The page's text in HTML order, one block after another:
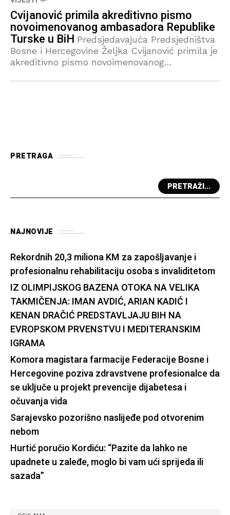
Cvijanović primila akreditivno pismo
novoimenovanog ambasadora Republike
Turske u BiH Predsjedavajuća Predsjedništva
Bosne i Hercegovine Željka Cvijanović primila je
akreditivno pismo novoimenovanog
Hercegovini Emina Aksekija, saopštila je Služba
PRETRAGA
PRETRAŽI...
NAJNOVIJE
Rekordnih 20,3 miliona KM za zapošljavanje i
profesionalnu rehabilitaciju osoba s invaliditetom
IZ OLIMPIJSKOG BAZENA OTOKA NA VELIKA
TAKMIČENJA: IMAN AVDIĆ, ARIAN KADIĆ I
KENAN DRAČIĆ PREDSTAVLJAJU BIH NA
EVROPSKOM PRVENSTVU I MEDITERANSKIM
IGRAMA
Komora magistara farmacije Federacije Bosne i
Hercegovine poziva zdravstvene profesionalce da
se uključe u projekt prevencije dijabetesa i
očuvanja vida
Sarajevsko pozorišno naslijeđe pod otvorenim
nebom
Hurtić poručio Kordiću: “Pazite da lahko ne
upadnete u zaleđe, moglo bi vam ući sprijeda ili
sazada”